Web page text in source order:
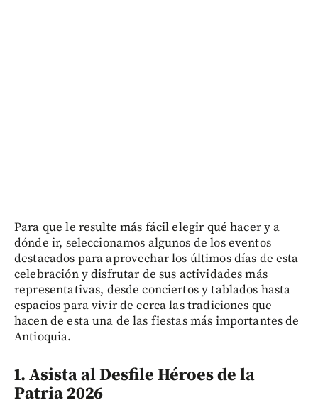
Para que le resulte más fácil elegir qué hacer y a
dónde ir, seleccionamos algunos de los eventos
destacados para aprovechar los últimos días de esta
celebración y disfrutar de sus actividades más
representativas, desde conciertos y tablados hasta
espacios para vivir de cerca las tradiciones que
hacen de esta una de las fiestas más importantes de
Antioquia.
1. Asista al Desfile Héroes de la
Patria 2026